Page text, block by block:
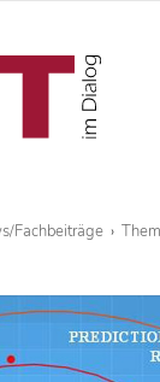
Fachbeiträge